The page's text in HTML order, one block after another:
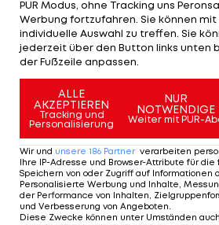
verwandelt den ersten
Im Parallelspiel der Gruppe A
Filho/Saymon (BRA) gegen
klar mit 21:11, 21:11.
Mehr zum Thema
PUR Modus, ohne Tracking uns
Werbung fortzufahren. Sie können
individuelle Auswahl zu treffen. Sie
jederzeit über den Button links unten
der Fußzeile anpassen.
ALLE
AKZEPTIEREN
Tracking und
Personalisierung
NUR
NOTWENDIGE
Weiter mit PUR-
Wir und unsere 186 Partner verarbeiten
Ihre IP-Adresse und Browser-Attribute für
Speichern von oder Zugriff auf Informationen
Personalisierte Werbung und Inhalte,
der Performance von Inhalten,
und Verbesserung von Angeboten
Diese Zwecke können unter Umständen auch